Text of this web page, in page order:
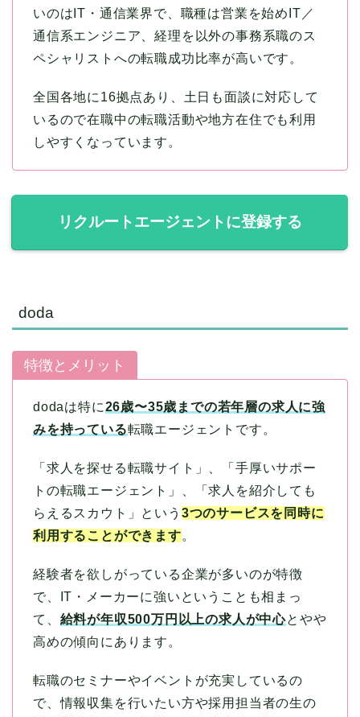
いのはIT・通信業界で、職種は営業を始めIT／
通信系エンジニア、経理を以外の事務系職のス
ペシャリストへの転職成功比率が高いです。
全国各地に16拠点あり、土日も面談に対応して
いるので在職中の転職活動や地方在住でも利用
しやすくなっています。
リクルートエージェントに登録する
doda
特徴とメリット
dodaは特に26歳〜35歳までの若年層の求人に強
みを持っている転職エージェントです。
「求人を探せる転職サイト」、「手厚いサポー
トの転職エージェント」、「求人を紹介しても
らえるスカウト」という 3つのサービスを同時に
利用することができます。
経験者を欲しがっている企業が多いのが特徴
で、IT・メーカーに強いということも相まっ
て、 給料が年収500万円以上の求人が中心とやや
高めの傾向にあります。
転職のセミナーやイベントが充実しているの
で、情報収集を行いたい方や採用担当者の生の